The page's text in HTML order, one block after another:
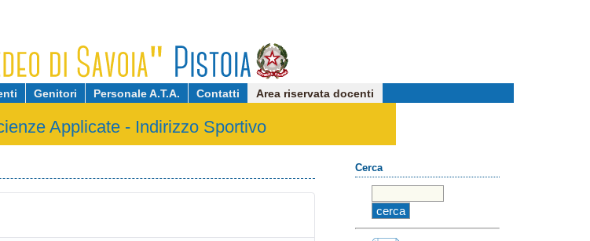
Genitori Personale A.T.A. Contatti Area riservata docenti
Applicate - Indirizzo Sportivo
Cerca